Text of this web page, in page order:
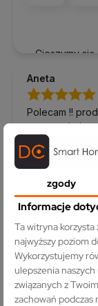
Cieszymy
oczekiwania
wielu lat
Aneta
Polecam !!
prezentuje i
11/7/2025
0
Wszystko
12/4/2024
zgody
Informacje
Ta witryna korzysta
najwyższy poziom
Wykorzystujemy
ulepszenia
związanych z
zachowań podczas